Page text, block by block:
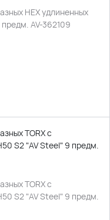
HEX удлиненных
AV-362109
TORX с
S2 "AV Steel" 9 предм.
TORX с
S2 "AV Steel" 9 предм.